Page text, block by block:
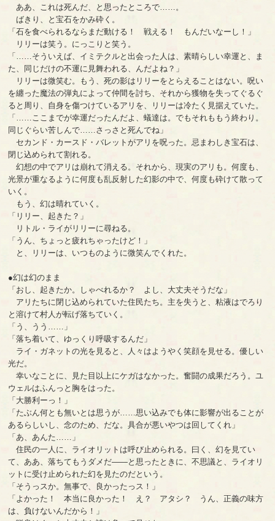
ああ、これは死んだ、と思ったところで……。
ばきり、と宝石をかみ砕く。
「石を食べられるならまだ動ける！ 戦える！ もんだいなーし！」
リリーは笑う。にっこりと笑う。
「……そういえば、イミテクルと出会った人は、素晴らしい幸運と、ま
た、同じだけの不運に見舞われる、んだよね？」
リリーは微笑む。もう、死の影はリリーをとらえることはない。呪い
を纏った魔法の弾丸によって仲間を討ち、それから獲物を失ってぐるぐ
ると周り、自身を傷つけているアリを、リリーは冷たく見据えていた。
「……ここまでが幸運だったんだよ、蟻達は。でもそれももう終わり。
同じぐらい苦しんで……さっさと死んでね」
セカンド・カースド・バレットがアリを呪った。忌まわしき宝石は、
閉じ込められて割れる。
幻想の中でアリは崩れて消える。それから、現実のアリも。何度も、
光景が重なるように何度も乱反射した幻影の中で、何度も砕けて散って
いく。
もう、幻は晴れていく。
「リリー、起きた？」
リトル・ライがリリーに尋ねる。
「うん、ちょっと疲れちゃったけど！」
と、リリーは、いつものように微笑んでくれた。
●幻は幻のまま
「おし、起きたか。しゃべれるか？ よし、大丈夫そうだな」
アリたちに閉じ込められていた住民たち。主を失うと、粘液はでろり
と溶けて村人が転げ落ちていく。
「う、うう……」
「落ち着いて、ゆっくり呼吸するんだ」
ライ・ガネットの光を見ると、人々はようやく笑顔を見せる。優しい
光だ。
幸いなことに、見た目以上にケガはなかった。奮闘の成果だろう。ユ
ウェルはふんっと胸をはった。
「大勝利ーっ！」
「たぶん何とも無いとは思うが……思い込みでも体に影響が出ることが
あるらしいし、念のため、だな。具合が悪いやつは回してくれ」
「あ、あんた……」
住民の一人に、ライオリットは呼び止められる。曰く、幻を見てい
て、ああ、落ちてもうダメだ――と思ったときに、不思議と、ライオリ
ットに受け止められた幻を見たのだという。
「そうっスか。無事で、良かったっス！」
「よかった！ 本当に良かった！ え？ アタシ？ うん、正義の味方
は、負けないんだから！」